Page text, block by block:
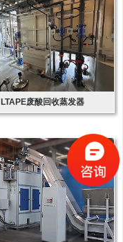
LTAPE废酸回收蒸发器